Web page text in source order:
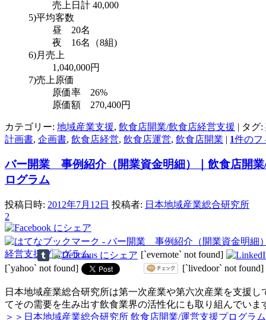
売上日計 40,000
5)平均客数
昼 20名
夜 16名（8組)
6)月売上
1,040,000円
7)売上原価
原価率 26%
原価額 270,400円
カテゴリー: 地域産業支援, 飲食店開業/飲食店経営支援 | タグ:
計画書, 企画書, 飲食店経営, 飲食店運営, 飲食店開業 | 1件のフ
バー開業 事例紹介（開業資金明細）｜飲食店開業
ログラム
投稿日時: 2012年7月12日 投稿者: 日本地域産業総合研究所
2
[`evernote` not found]
[`yahoo` not found]
[`livedoor` not found]
日本地域産業総合研究所は第一次産業や第六次産業を支援し
てその需要を生み出す飲食業界の活性化にも取り組んでいま
＞＞日本地域産業総合研究所 飲食店開業/運営支援プログラム